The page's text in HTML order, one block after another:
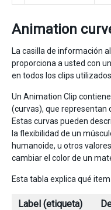
Animation
La casilla de información
proporciona a usted con
en todos los clips
Un Animation Clip
(curvas), que representan
Estas curvas pueden
la flexibilidad de un
humanoide, u otros
cambiar el color de un
Esta tabla explica qué
Label (etiqueta)